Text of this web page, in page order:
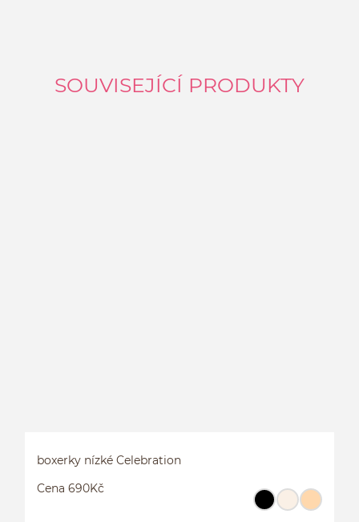
SOUVISEJÍCÍ PRODUKTY
boxerky nízké Celebration
Cena 690Kč